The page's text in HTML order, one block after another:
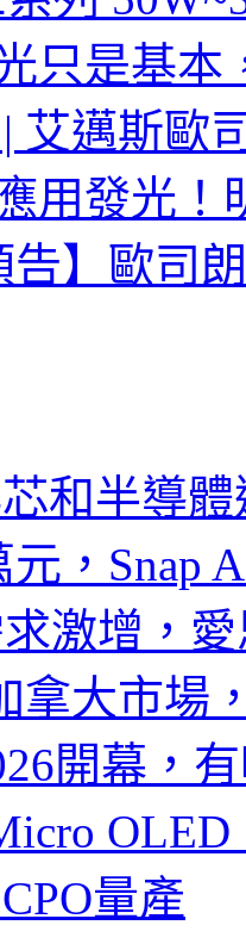
只是基本
艾邁斯歐
用發光！
告】歐司
和半導
元，Snap
激增，
拿大市場
開幕，
量產